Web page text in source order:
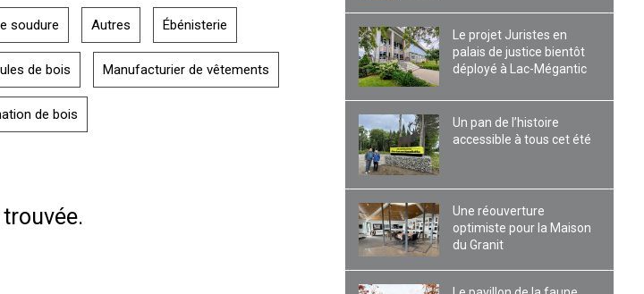
soudure Autres Ébénisterie
de bois Manufacturier de vêtements
de bois
Le projet Juristes en
palais de justice bientôt
déployé à Lac-Mégantic
Un pan de l’histoire
accessible à tous cet été
Une réouverture
optimiste pour la Maison
du Granit